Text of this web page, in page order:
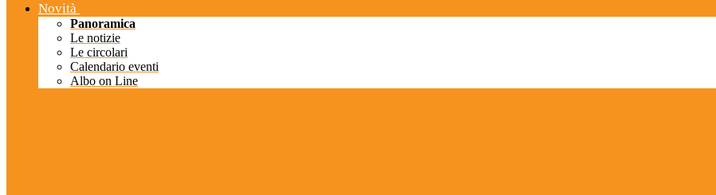
Novità
Panoramica
Le notizie
Le circolari
Calendario eventi
Albo on Line